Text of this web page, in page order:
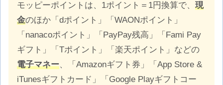
モッピーポイントは、1ポイント＝1円換算で、 現
金のほか「dポイント」「WAONポイント」
「nanacoポイント」「PayPay残高」「Fami Pay
ギフト」「Tポイント」「楽天ポイント」などの
電子マネー、「Amazonギフト券」「App Store &
iTunesギフトカード」「Google Playギフトコー